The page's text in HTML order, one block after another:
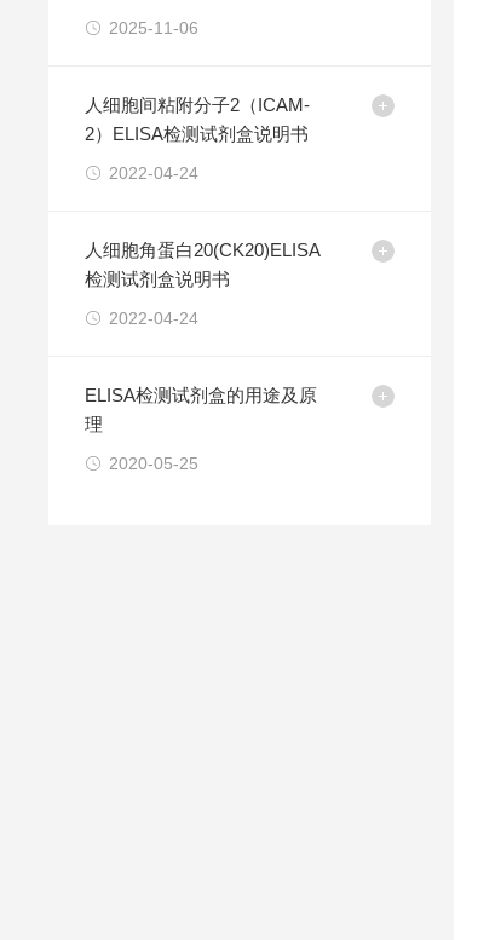
2025-11-06
人细胞间粘附分子2（ICAM-
2）ELISA检测试剂盒说明书
2022-04-24
人细胞角蛋白20(CK20)ELISA
检测试剂盒说明书
2022-04-24
ELISA检测试剂盒的用途及原
理
2020-05-25